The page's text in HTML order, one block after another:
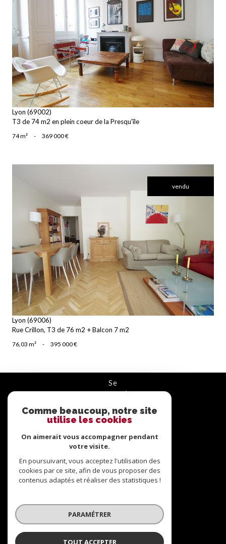
voir le bien
Lyon (69002)
T3 de 74 m2 en plein coeur de la Presqu'île
74 m² - 369 000 €
vendu
voir le bien
Lyon (69006)
Rue Crillon, T3 de 76 m2 + Balcon 7 m2
76,03 m² - 395 000 €
se
connecter
ESPACE PROPRIÉTAIRE
nous
suivre
adhérons
Comme beaucoup, notre site
utilise les cookies
On aimerait vous accompagner pendant
votre visite.
En poursuivant, vous acceptez l'utilisation des
cookies par ce site, afin de vous proposer des
contenus adaptés et réaliser des statistiques !
PARAMÉTRER
TOUT ACCEPTER